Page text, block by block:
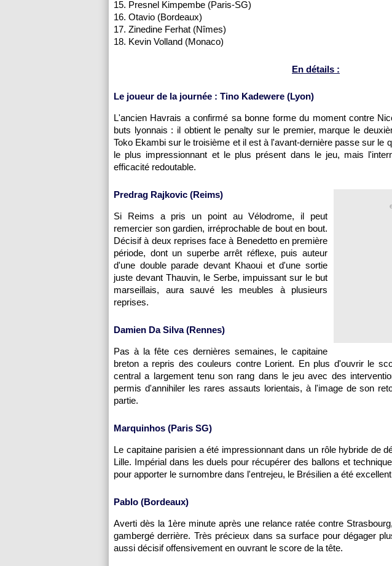
15. Presnel Kimpembe (Paris-SG)
16. Otavio (Bordeaux)
17. Zinedine Ferhat (Nîmes)
18. Kevin Volland (Monaco)
En détails :
Le joueur de la journée : Tino Kadewere (Lyon)
L'ancien Havrais a confirmé sa bonne forme du moment contre
buts lyonnais : il obtient le penalty sur le premier, marque le
Toko Ekambi sur le troisième et il est à l'avant-dernière passe sur le
le plus impressionnant et le plus présent dans le jeu, mais
efficacité redoutable.
Predrag Rajkovic (Reims)
Si Reims a pris un point au Vélodrome, il peut
remercier son gardien, irréprochable de bout en bout.
Décisif à deux reprises face à Benedetto en première
période, dont un superbe arrêt réflexe, puis auteur
d'une double parade devant Khaoui et d'une sortie
juste devant Thauvin, le Serbe, impuissant sur le but
marseillais, aura sauvé les meubles à plusieurs
reprises.
Damien Da Silva (Rennes)
Pas à la fête ces dernières semaines, le capitaine
breton a repris des couleurs contre Lorient. En plus d'ouvrir le
central a largement tenu son rang dans le jeu avec des
permis d'annihiler les rares assauts lorientais, à l'image de son
partie.
Marquinhos (Paris SG)
Le capitaine parisien a été impressionnant dans un rôle hybride de
Lille. Impérial dans les duels pour récupérer des ballons et
pour apporter le surnombre dans l'entrejeu, le Brésilien a été
Pablo (Bordeaux)
Averti dès la 1ère minute après une relance ratée contre
gambergé derrière. Très précieux dans sa surface pour dégager
aussi décisif offensivement en ouvrant le score de la tête.